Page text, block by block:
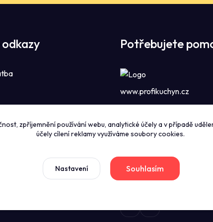
Potřebujete
www.profikuchyn.cz
sales@profikuchyn.cz
zpříjemnění používání webu, analytické účely a v případě
účely cílení reklamy využíváme soubory cookies.
Nastavení Souhlasím